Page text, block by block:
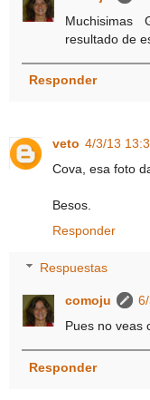
resultado de
Responder
veto 4/3/13
Cova, esa foto
Besos.
Responder
Respuestas
comoju
Pues no veas
Responder